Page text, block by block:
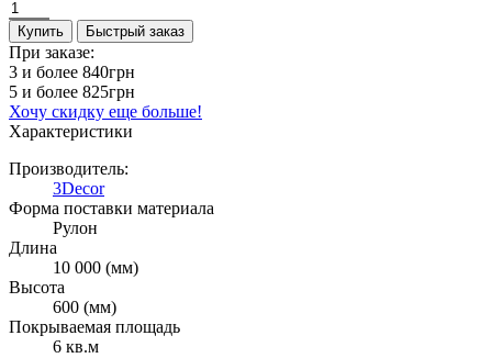
Купить Быстрый заказ
При заказе:
3 и более 840грн
5 и более 825грн
Хочу скидку еще больше!
Характеристики
Производитель:
3Decor
Форма поставки материала
Рулон
Длина
10 000 (мм)
Высота
600 (мм)
Покрываемая площадь
6 кв.м